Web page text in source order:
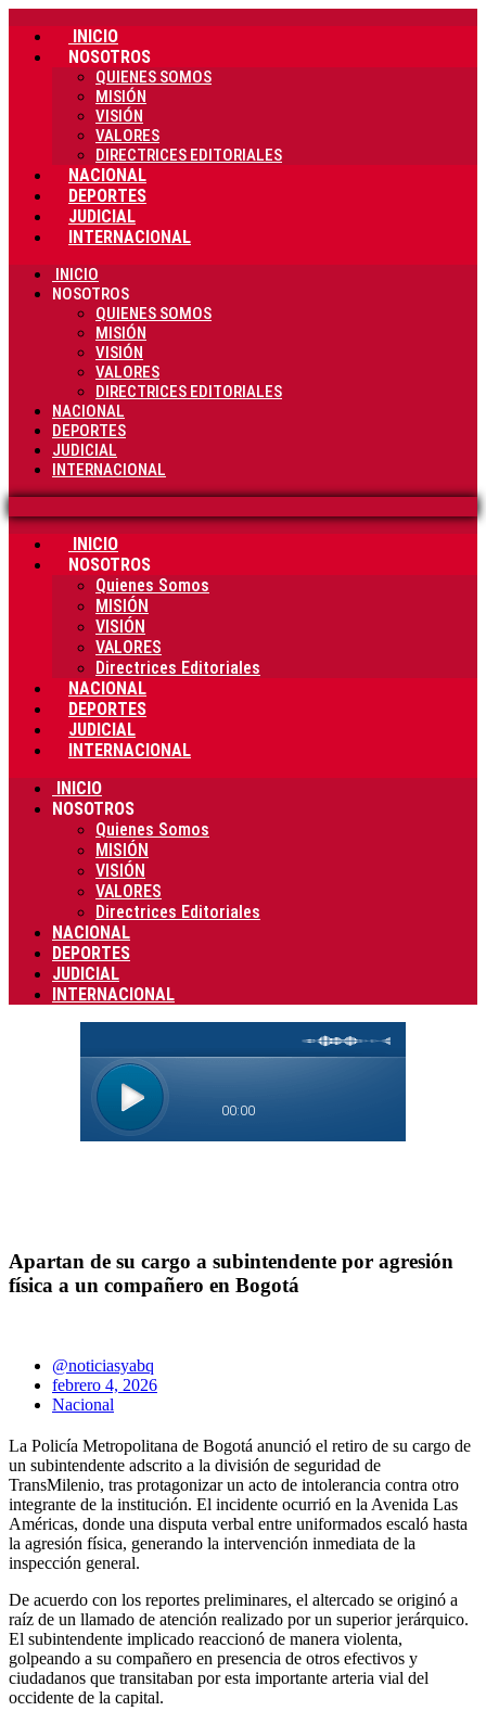
contenido
INICIO
NOSOTROS
QUIENES SOMOS
MISIÓN
VISIÓN
VALORES
DIRECTRICES EDITORIALES
NACIONAL
DEPORTES
JUDICIAL
INTERNACIONAL
INICIO
NOSOTROS
QUIENES SOMOS
MISIÓN
VISIÓN
VALORES
DIRECTRICES EDITORIALES
NACIONAL
DEPORTES
JUDICIAL
INTERNACIONAL
INICIO
NOSOTROS
Quienes Somos
MISIÓN
VISIÓN
VALORES
Directrices Editoriales
NACIONAL
DEPORTES
JUDICIAL
INTERNACIONAL
INICIO
NOSOTROS
Quienes Somos
MISIÓN
VISIÓN
VALORES
Directrices Editoriales
NACIONAL
DEPORTES
JUDICIAL
INTERNACIONAL
Apartan de su cargo a subintendente por agresión
física a un compañero en Bogotá
@noticiasyabq
febrero 4, 2026
Nacional
La Policía Metropolitana de Bogotá anunció el retiro de su cargo de
un subintendente adscrito a la división de seguridad de
TransMilenio, tras protagonizar un acto de intolerancia contra otro
integrante de la institución. El incidente ocurrió en la Avenida Las
Américas, donde una disputa verbal entre uniformados escaló hasta
la agresión física, generando la intervención inmediata de la
inspección general.
De acuerdo con los reportes preliminares, el altercado se originó a
raíz de un llamado de atención realizado por un superior jerárquico.
El subintendente implicado reaccionó de manera violenta,
golpeando a su compañero en presencia de otros efectivos y
ciudadanos que transitaban por esta importante arteria vial del
occidente de la capital.